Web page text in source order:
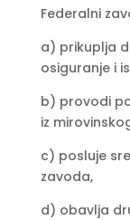
Federalni
a) prikuplja
osiguranje i
b) provodi
iz
c) posluje
zavoda,
d) obavlja